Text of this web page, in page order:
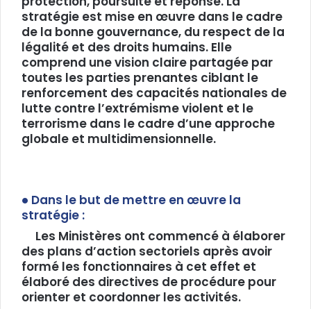
stratégie est mise en œuvre dans le cadre
de la bonne gouvernance, du respect de la
légalité et des droits humains. Elle
comprend une vision claire partagée par
toutes les parties prenantes ciblant le
renforcement des capacités nationales de
lutte contre l’extrémisme violent et le
terrorisme dans le cadre d’une approche
globale et multidimensionnelle.
Dans le but de mettre en œuvre la
stratégie :
Les Ministères ont commencé à élaborer
des plans d’action sectoriels après avoir
formé les fonctionnaires à cet effet et
élaboré des directives de procédure pour
orienter et coordonner les activités.